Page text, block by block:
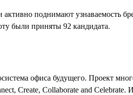
поднимают узнаваемость
были приняты 92 кандидата.
офиса будущего. Проект
Create, Collaborate and